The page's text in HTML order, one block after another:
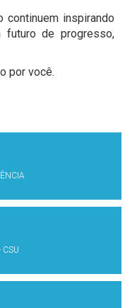
continuem inspirando
futuro de progresso,
por você.
CSU